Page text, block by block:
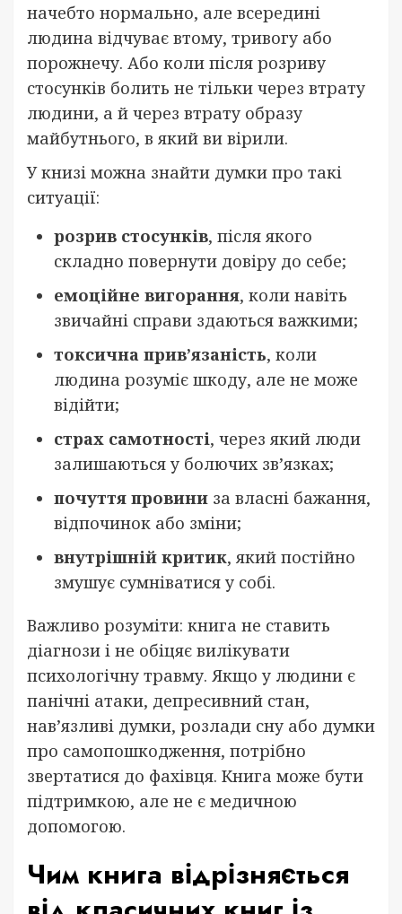
начебто нормально, але всередині
людина відчуває втому, тривогу або
порожнечу. Або коли після розриву
стосунків болить не тільки через втрату
людини, а й через втрату образу
майбутнього, в який ви вірили.
У книзі можна знайти думки про такі
ситуації:
розрив стосунків, після якого
складно повернути довіру до себе;
емоційне вигорання, коли навіть
звичайні справи здаються важкими;
токсична прив’язаність, коли
людина розуміє шкоду, але не може
відійти;
страх самотності, через який люди
залишаються у болючих зв’язках;
почуття провини за власні бажання,
відпочинок або зміни;
внутрішній критик, який постійно
змушує сумніватися у собі.
Важливо розуміти: книга не ставить
діагнози і не обіцяє вилікувати
психологічну травму. Якщо у людини є
панічні атаки, депресивний стан,
нав’язливі думки, розлади сну або думки
про самопошкодження, потрібно
звертатися до фахівця. Книга може бути
підтримкою, але не є медичною
допомогою.
Чим книга відрізняється